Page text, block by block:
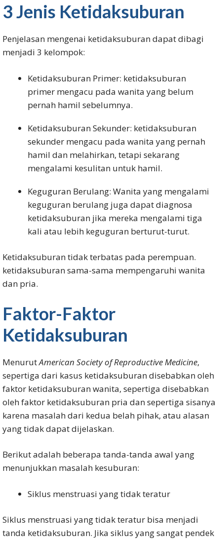
3 Jenis Ketidaksuburan
Penjelasan mengenai ketidaksuburan dapat dibagi
menjadi 3 kelompok:
Ketidaksuburan Primer: ketidaksuburan
primer mengacu pada wanita yang belum
pernah hamil sebelumnya.
Ketidaksuburan Sekunder: ketidaksuburan
sekunder mengacu pada wanita yang pernah
hamil dan melahirkan, tetapi sekarang
mengalami kesulitan untuk hamil.
Keguguran Berulang: Wanita yang mengalami
keguguran berulang juga dapat diagnosa
ketidaksuburan jika mereka mengalami tiga
kali atau lebih keguguran berturut-turut.
Ketidaksuburan tidak terbatas pada perempuan.
ketidaksuburan sama-sama mempengaruhi wanita
dan pria.
Faktor-Faktor
Ketidaksuburan
MenurutAmerican Society of Reproductive Medicine,
sepertiga dari kasus ketidaksuburan disebabkan oleh
faktor ketidaksuburan wanita, sepertiga disebabkan
oleh faktor ketidaksuburan pria dan sepertiga sisanya
karena masalah dari kedua belah pihak, atau alasan
yang tidak dapat dijelaskan.
Berikut adalah beberapa tanda-tanda awal yang
menunjukkan masalah kesuburan:
Siklus menstruasi yang tidak teratur
Siklus menstruasi yang tidak teratur bisa menjadi
tanda ketidaksuburan. Jika siklus yang sangat pendek